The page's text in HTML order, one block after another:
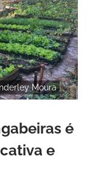
Moura
é
e